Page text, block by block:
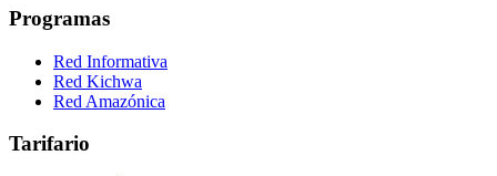
Programas
Red Informativa
Red Kichwa
Red Amazónica
Tarifario